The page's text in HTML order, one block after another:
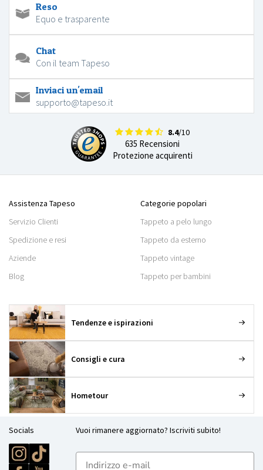
Reso
Equo e trasparente
Chat
Con il team Tapeso
Inviaci un'email
supporto@tapeso.it
8.4/10
635 Recensioni
Protezione acquirenti
Assistenza Tapeso
Servizio Clienti
Spedizione e resi
Aziende
Blog
Categorie popolari
Tappeto a pelo lungo
Tappeto da esterno
Tappeto vintage
Tappeto per bambini
Tendenze e ispirazioni
Consigli e cura
Hometour
Socials Vuoi rimanere aggiornato? Iscriviti subito!
E-mailadres